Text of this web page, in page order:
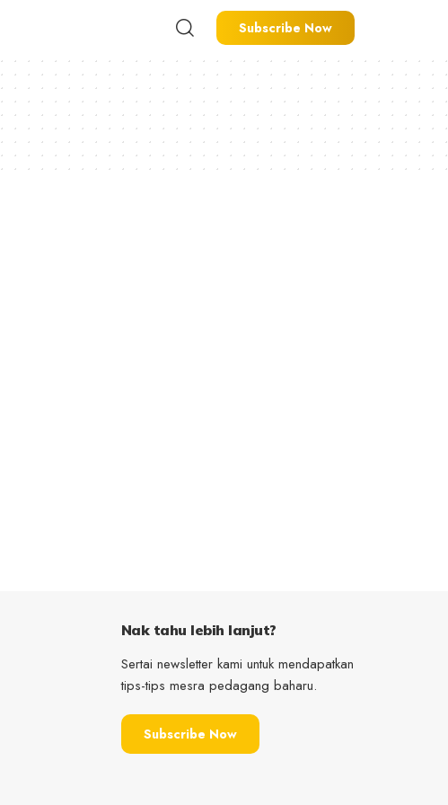
Subscribe Now
Nak tahu lebih lanjut?
Sertai newsletter kami untuk mendapatkan
tips-tips mesra pedagang baharu.
Subscribe Now